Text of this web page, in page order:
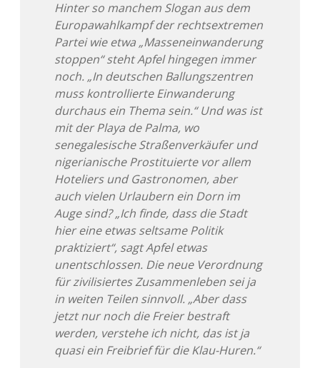
Hinter so manchem Slogan aus dem
Europawahlkampf der rechtsextremen
Partei wie etwa „Masseneinwanderung
stoppen“ steht Apfel hingegen immer
noch. „In deutschen Ballungszentren
muss kontrollierte Einwanderung
durchaus ein Thema sein.“ Und was ist
mit der Playa de Palma, wo
senegalesische Straßenverkäufer und
nigerianische Prostituierte vor allem
Hoteliers und Gastronomen, aber
auch vielen Urlaubern ein Dorn im
Auge sind? „Ich finde, dass die Stadt
hier eine etwas seltsame Politik
praktiziert“, sagt Apfel etwas
unentschlossen. Die neue Verordnung
für zivilisiertes Zusammenleben sei ja
in weiten Teilen sinnvoll. „Aber dass
jetzt nur noch die Freier bestraft
werden, verstehe ich nicht, das ist ja
quasi ein Freibrief für die Klau-Huren.“